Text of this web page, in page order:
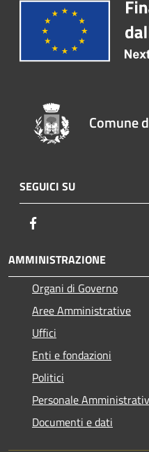
Comune
SEGUICI SU
AMMINISTRAZIONE
Organi di Governo
Aree Amministrative
Uffici
Enti e fondazioni
Politici
Personale
Documenti e dati